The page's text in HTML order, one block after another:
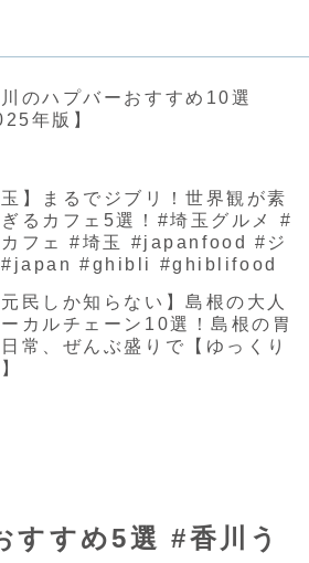
のハプバーおすすめ10選
年版】
玉】まるでジブリ！世界観が素
るカフェ5選！#埼玉グルメ #
フェ #埼玉 #japanfood #ジ
#japan #ghibli #ghiblifood
元民しか知らない】島根の大人
カルチェーン10選！島根の胃
常、ぜんぶ盛りで【ゆっくり
すすめ5選 #香川う